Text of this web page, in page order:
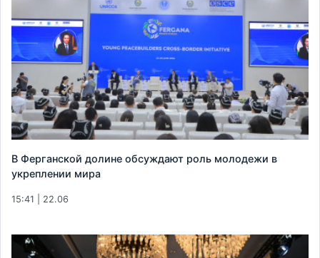
В Ферганской долине обсуждают роль молодежи в
укреплении мира
15:41 | 22.06